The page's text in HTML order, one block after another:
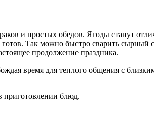
и простых обедов. Ягоды станут
Так можно быстро сварить сырный
продолжение праздника.
время для теплого общения с
приготовлении блюд.